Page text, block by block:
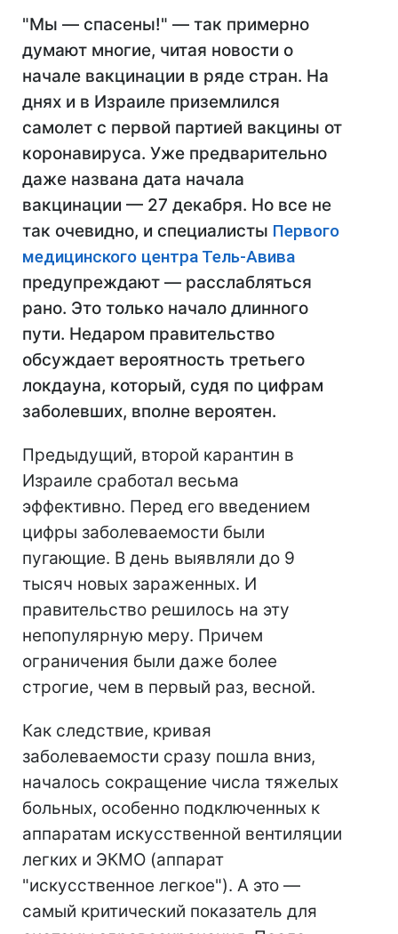
"Мы — спасены!" — так примерно
думают многие, читая новости о
начале вакцинации в ряде стран. На
днях и в Израиле приземлился
самолет с первой партией вакцины от
коронавируса. Уже предварительно
даже названа дата начала
вакцинации — 27 декабря. Но все не
так очевидно, и специалисты Первого
медицинского центра Тель-Авива
предупреждают — расслабляться
рано. Это только начало длинного
пути. Недаром правительство
обсуждает вероятность третьего
локдауна, который, судя по цифрам
заболевших, вполне вероятен.
Предыдущий, второй карантин в
Израиле сработал весьма
эффективно. Перед его введением
цифры заболеваемости были
пугающие. В день выявляли до 9
тысяч новых зараженных. И
правительство решилось на эту
непопулярную меру. Причем
ограничения были даже более
строгие, чем в первый раз, весной.
Как следствие, кривая
заболеваемости сразу пошла вниз,
началось сокращение числа тяжелых
больных, особенно подключенных к
аппаратам искусственной вентиляции
легких и ЭКМО (аппарат
"искусственное легкое"). А это —
самый критический показатель для